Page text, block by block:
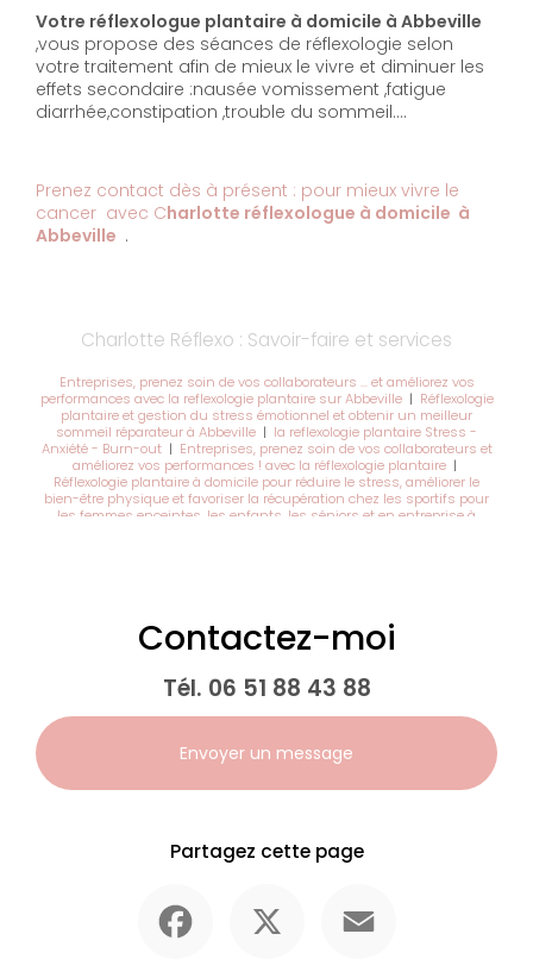
Votre réflexologue plantaire à domicile à Abbeville
,vous propose des séances de réflexologie selon
votre traitement afin de mieux le vivre et diminuer les
effets secondaire :nausée vomissement ,fatigue
diarrhée,constipation ,trouble du sommeil....
Prenez contact dès à présent : pour mieux vivre le
cancer avec Charlotte réflexologue à domicile à
Abbeville .
Charlotte Réflexo : Savoir-faire et services
Entreprises, prenez soin de vos collaborateurs … et améliorez vos
performances avec la reflexologie plantaire sur Abbeville | Réflexologie
plantaire et gestion du stress émotionnel et obtenir un meilleur
sommeil réparateur à Abbeville | la reflexologie plantaire Stress -
Anxiété - Burn-out| Entreprises, prenez soin de vos collaborateurs et
améliorez vos performances ! avec la réflexologie plantaire |
Réflexologie plantaire à domicile pour réduire le stress, améliorer le
bien-être physique et favoriser la récupération chez les sportifs pour
les femmes enceintes, les enfants, les séniors et en entreprise à
Contactez-moi
Tél. 06 51 88 43 88
Envoyer un message
Partagez cette page